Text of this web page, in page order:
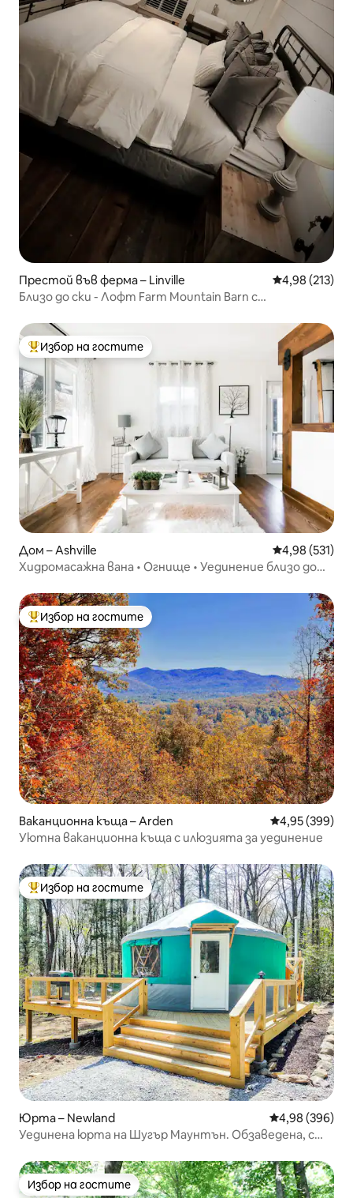
Престой във ферма – Linville Средна
4,98 (213)
Близо до ски - Лофт Farm Mountain Barn с
Най-популярен избор на гостите
Избор на гостите
Дом – Ashville Средна
4,98 (531)
Хидромасажна вана • Огнище • Уединение близо до
Най-популярен избор на гостите
Избор на гостите
Ваканционна къща – Arden Средна
4,95 (399)
Уютна ваканционна къща с илюзията за уединение
Най-популярен избор на гостите
Избор на гостите
Юрта – Newland Средна
4,98 (396)
Уединена юрта на Шугър Маунтън. Обзаведена, с
Избор на гостите
Избор на гостите